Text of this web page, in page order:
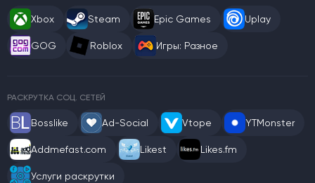
Xbox Steam Epic Games Uplay
GOG Roblox Игры: Разное
РАСКРУТКА СОЦ. СЕТЕЙ
Bosslike Ad-Social Vtope YTMonster
Addmefast.com Likest Likes.fm
Услуги раскрутки